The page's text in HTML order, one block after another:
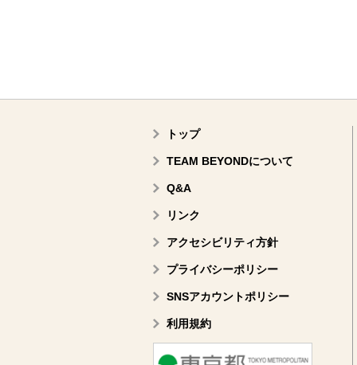
トップ
TEAM BEYONDについて
Q&A
リンク
アクセシビリティ方針
プライバシーポリシー
SNSアカウントポリシー
利用規約